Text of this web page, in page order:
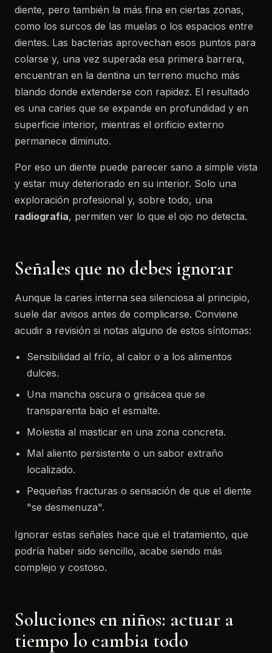
diente, pero también la más fina en ciertas zonas,
como los surcos de las muelas o los espacios entre
dientes. Las bacterias aprovechan esos puntos para
colarse y, una vez superada esa primera barrera,
encuentran en la dentina un terreno mucho más
blando donde extenderse con rapidez. El resultado
es una caries que se expande en profundidad y en
superficie interior, mientras el orificio externo
permanece diminuto.
Por eso un diente puede parecer sano a simple vista
y estar muy deteriorado en su interior. Solo una
exploración profesional y, sobre todo, una
radiografía, permiten ver lo que el ojo no detecta.
Señales que no debes ignorar
Aunque la caries interna sea silenciosa al principio,
suele dar avisos antes de complicarse. Conviene
acudir a revisión si notas alguno de estos síntomas:
Sensibilidad al frío, al calor o a los alimentos
dulces.
Una mancha oscura o grisácea que se
transparenta bajo el esmalte.
Molestia al masticar en una zona concreta.
Mal aliento persistente o un sabor extraño
localizado.
Pequeñas fracturas o sensación de que el diente
"se desmenuza".
Ignorar estas señales hace que el tratamiento, que
podría haber sido sencillo, acabe siendo más
complejo y costoso.
Soluciones en niños: actuar a
tiempo lo cambia todo